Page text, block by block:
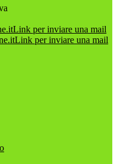
Link per inviare una mail
Link per inviare una mail